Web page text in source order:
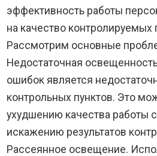
эффективность работы
на качество контролируемых
Рассмотрим основные
Недостаточная
ошибок является
контрольных пунктов. Это
ухудшению качества работы
искажению результатов
Рассеянное освещение.